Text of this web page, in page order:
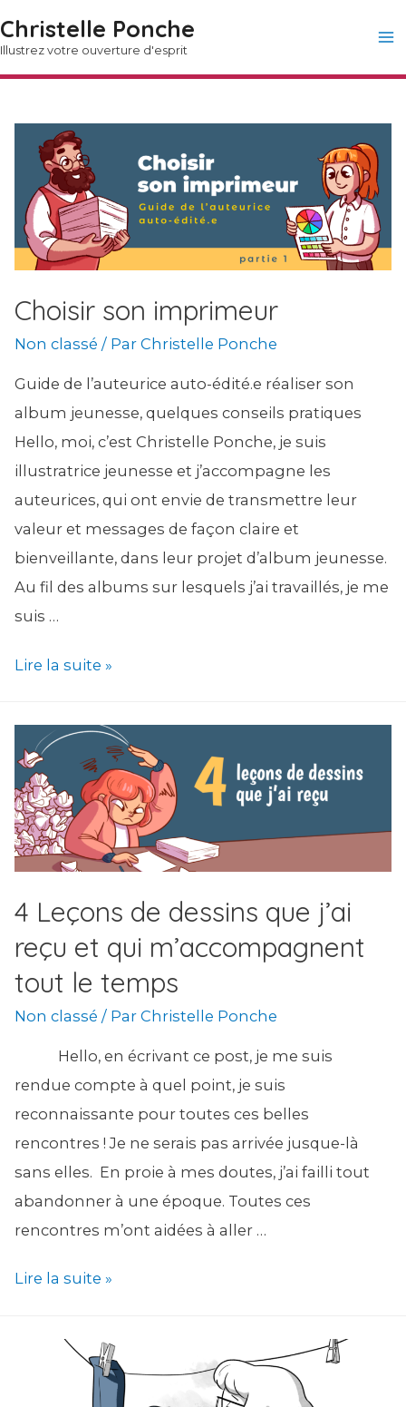
Christelle Ponche
Illustrez votre ouverture d'esprit
Choisir son imprimeur
Non classé / ParChristelle Ponche
Guide de l’auteurice auto-édité.e réaliser son
album jeunesse, quelques conseils pratiques
Hello, moi, c’est Christelle Ponche, je suis
illustratrice jeunesse et j’accompagne les
auteurices, qui ont envie de transmettre leur
valeur et messages de façon claire et
bienveillante, dans leur projet d’album jeunesse.
Au fil des albums sur lesquels j’ai travaillés, je me
suis …
Choisir
imprimeur
Lire la suite »
4 Leçons de dessins que j’ai
reçu et qui m’accompagnent
tout le temps
Non classé / ParChristelle Ponche
Hello, en écrivant ce post, je me suis
rendue compte à quel point, je suis
reconnaissante pour toutes ces belles
rencontres ! Je ne serais pas arrivée jusque-là
sans elles. En proie à mes doutes, j’ai failli tout
abandonner à une époque. Toutes ces
rencontres m’ont aidées à aller …
4Lire la suite »